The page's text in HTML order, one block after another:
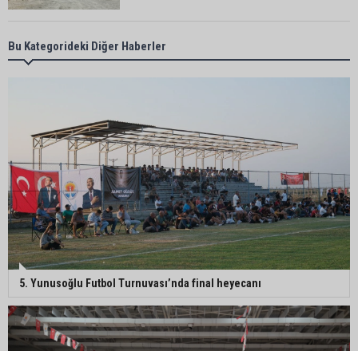
Kozan’da turunçgil zararlısına karşı biyolojik
mücadele
Yedigöze İçme Suyu Projesi çalışmalarında
göçük: 1 işçi hayatını kaybetti
Yedigöze İçme Suyu Projesi çalışmalarında
göçük meydana geldi
Müzeyyen Şevkin’den Çocuk Koruma Kanunu
Bu Kategorideki Diğer Haberler
5. Yunusoğlu Futbol Turnuvası’nda final heyecanı